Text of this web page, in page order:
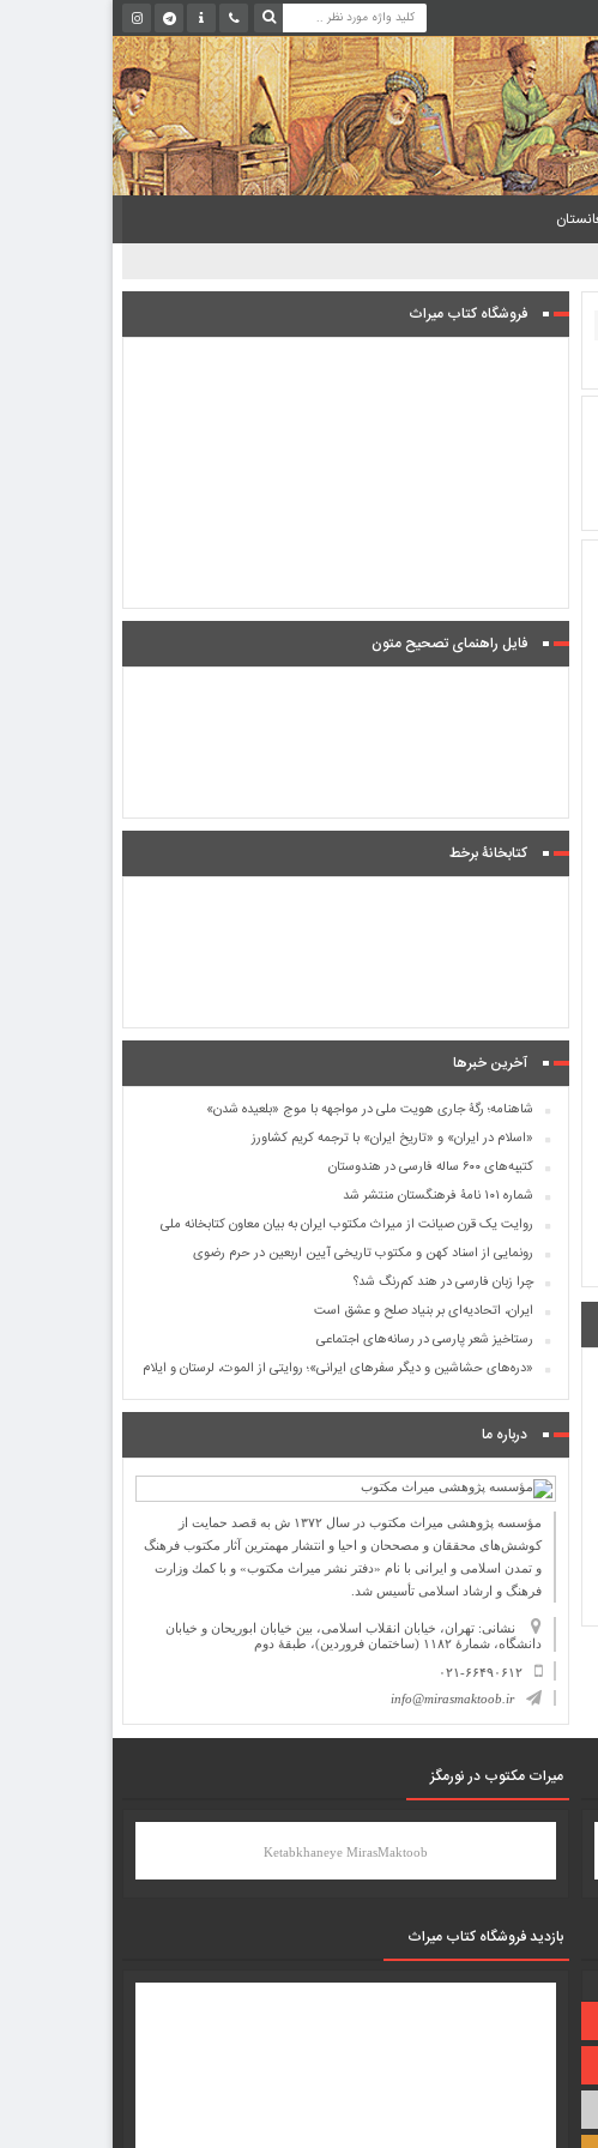
فروشگاه کتاب میراث
فایل راهنمای تصحیح متون
کتابخانۀ برخط
آخرین خبرها
شاهنامه؛ رگۀ جاری هویت ملی در مواجهه با موج «بلعیده شدن»
«اسلام در ایران» و «تاریخ ایران» با ترجمه کریم کشاورز
کتیبه‌های ۶۰۰ ساله فارسی در هندوستان
شماره ۱۰۱ نامۀ فرهنگستان منتشر شد
روایت یک قرن صیانت از میراث مکتوب ایران به بیان معاون کتابخانه ملی
رونمایی از اسناد کهن و مکتوب تاریخی آیین اربعین در حرم رضوی
چرا زبان فارسی در هند کم‌رنگ شد؟
ایران، اتحادیه‌ای بر بنیاد صلح و عشق است
رستاخیز شعر پارسی در رسانه‌های اجتماعی
«دره‌های حشاشین و دیگر سفرهای ایرانی»؛ روایتی از الموت، لرستان و ایلام
درباره ما
مؤسسه پژوهشی میراث مكتوب در سال ۱۳۷۲ ش به قصد حمایت از
كوشش‌های محققان و مصححان و احیا و انتشار مهمترین آثار مكتوب فرهنگ
و تمدن اسلامی و ایرانی با نام «دفتر نشر میراث مكتوب» و با كمك وزارت
فرهنگ و ارشاد اسلامی تأسیس شد.
نشانی: تهران، خیابان انقلاب اسلامی، بین خیابان ابوریحان و خیابان
دانشگاه، شمارۀ ۱۱۸۲ (ساختمان فروردین)، طبقۀ دوم
۰۲۱-۶۶۴۹۰۶۱۲
info@mirasmaktoob.ir
میرات مکتوب در نورمگز
Ketabkhaneye MirasMaktoob
بازدید فروشگاه کتاب میراث